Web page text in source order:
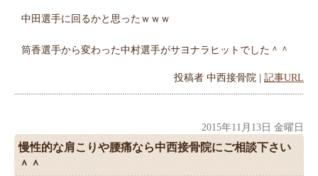
中田選手に回るかと思ったｗｗｗ
筒香選手から変わった中村選手がサヨナラヒットでした＾＾
投稿者 中西接骨院 | 記事URL
2015年11月13日 金曜日
慢性的な肩こりや腰痛なら中西接骨院にご相談下さい
＾＾